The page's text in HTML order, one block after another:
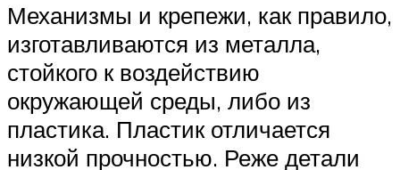
Механизмы и крепежи, как правило,
изготавливаются из металла,
стойкого к воздействию
окружающей среды, либо из
пластика. Пластик отличается
низкой прочностью. Реже детали